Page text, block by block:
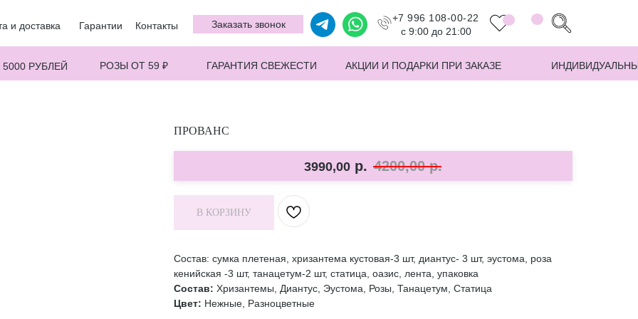
+7 996 108-00-22
и доставка Гарантии Контакты Заказать звонок
РУБЛЕЙ РОЗЫ ОТ 59 ₽ ГАРАНТИЯ СВЕЖЕСТИ АКЦИИ И ПОДАРКИ ПРИ ЗАКАЗЕ
с 9:00 до 21:00
ПРОВАНС
3990,00 р. 4200,00 р.
В КОРЗИНУ
Состав: сумка плетеная, хризантема кустовая-3 шт, диантус- 3 шт, эустома, роза
кенийская -3 шт, танацетум-2 шт, статица, оазис, лента, упаковка
Состав: Хризантемы, Диантус, Эустома, Розы, Танацетум, Статица
Цвет: Нежные, Разноцветные